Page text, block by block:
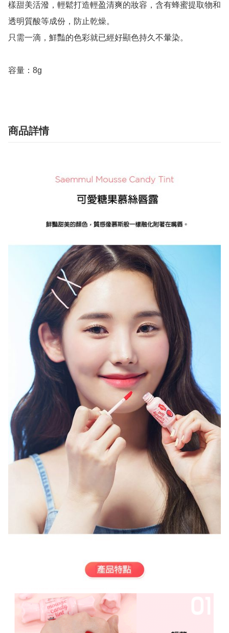
樣甜美活潑，輕鬆打造輕盈清爽的妝容，含有蜂蜜提取物和
透明質酸等成份，防止乾燥。
只需一滴，鮮豔的色彩就已經好顯色持久不暈染。
容量：8g
商品詳情